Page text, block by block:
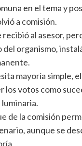
en el tema y
a comisión.
recibió al asesor,
del organismo,
mayoría simple,
los votos como
de la comisión
aunque se